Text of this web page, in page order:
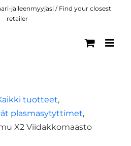
jälleenmyyjäsi / Find your closest
retailer
tuotteet
plasmasytyttimet
X2 Viidakkomaasto